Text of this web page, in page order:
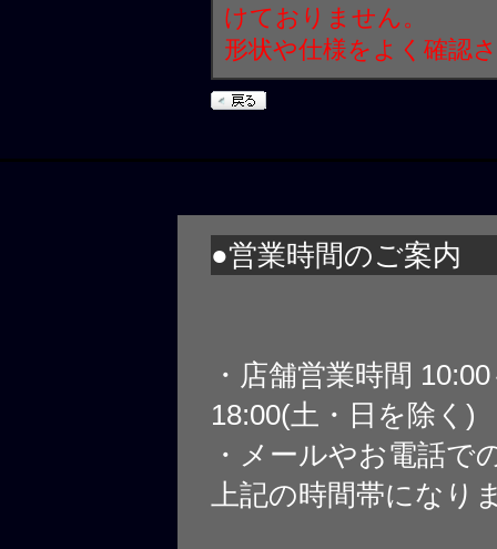
けておりません。
形状や仕様をよく確認
●営業時間のご案内
・店舗営業時間
18:00(土・日を除く)
・メールやお電話で
上記の時間帯になり